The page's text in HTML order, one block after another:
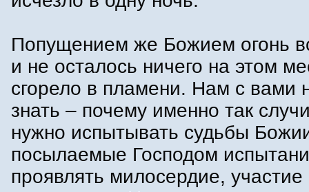
Попущением же Божием огонь
и не осталось ничего на этом
сгорело в пламени. Нам с вами
знать – почему именно так
нужно испытывать судьбы
посылаемые Господом
проявлять милосердие,